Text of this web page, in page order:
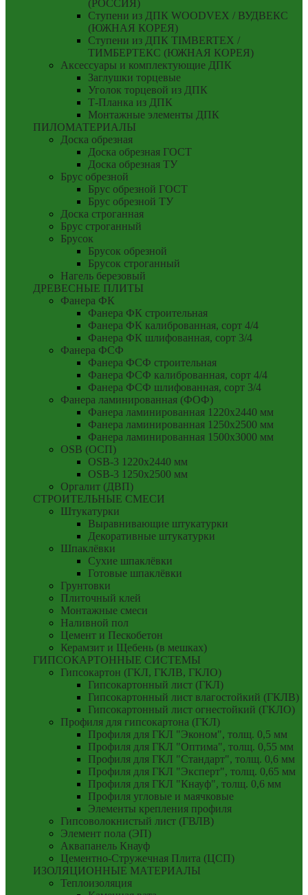
(РОССИЯ)
Ступени из ДПК WOODVEX / ВУДВЕКС
(ЮЖНАЯ КОРЕЯ)
Ступени из ДПК TIMBERTEX /
ТИМБЕРТЕКС (ЮЖНАЯ КОРЕЯ)
Аксессуары и комплектующие ДПК
Заглушки торцевые
Уголок торцевой из ДПК
Т-Планка из ДПК
Монтажные элементы ДПК
ПИЛОМАТЕРИАЛЫ
Доска обрезная
Доска обрезная ГОСТ
Доска обрезная ТУ
Брус обрезной
Брус обрезной ГОСТ
Брус обрезной ТУ
Доска строганная
Брус строганный
Брусок
Брусок обрезной
Брусок строганный
Нагель березовый
ДРЕВЕСНЫЕ ПЛИТЫ
Фанера ФК
Фанера ФК строительная
Фанера ФК калиброванная, сорт 4/4
Фанера ФК шлифованная, сорт 3/4
Фанера ФСФ
Фанера ФСФ строительная
Фанера ФСФ калиброванная, сорт 4/4
Фанера ФСФ шлифованная, сорт 3/4
Фанера ламинированная (ФОФ)
Фанера ламинированная 1220x2440 мм
Фанера ламинированная 1250x2500 мм
Фанера ламинированная 1500x3000 мм
OSB (ОСП)
OSB-3 1220x2440 мм
OSB-3 1250x2500 мм
Оргалит (ДВП)
СТРОИТЕЛЬНЫЕ СМЕСИ
Штукатурки
Выравнивающие штукатурки
Декоративные штукатурки
Шпаклёвки
Сухие шпаклёвки
Готовые шпаклёвки
Грунтовки
Плиточный клей
Монтажные смеси
Наливной пол
Цемент и Пескобетон
Керамзит и Щебень (в мешках)
ГИПСОКАРТОННЫЕ СИСТЕМЫ
Гипсокартон (ГКЛ, ГКЛВ, ГКЛО)
Гипсокартонный лист (ГКЛ)
Гипсокартонный лист влагостойкий (ГКЛВ)
Гипсокартонный лист огнестойкий (ГКЛО)
Профиля для гипсокартона (ГКЛ)
Профиля для ГКЛ "Эконом", толщ. 0,5 мм
Профиля для ГКЛ "Оптима", толщ. 0,55 мм
Профиля для ГКЛ "Стандарт", толщ. 0,6 мм
Профиля для ГКЛ "Эксперт", толщ. 0,65 мм
Профиля для ГКЛ "Кнауф", толщ. 0,6 мм
Профиля угловые и маячковые
Элементы крепления профиля
Гипсоволокнистый лист (ГВЛВ)
Элемент пола (ЭП)
Аквапанель Кнауф
Цементно-Стружечная Плита (ЦСП)
ИЗОЛЯЦИОННЫЕ МАТЕРИАЛЫ
Теплоизоляция